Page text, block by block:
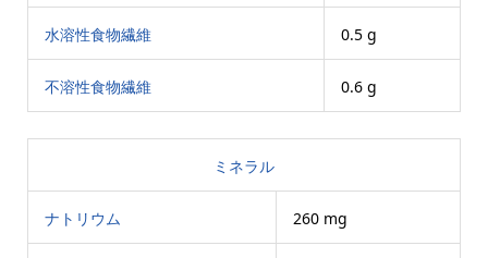
水溶性食物繊維 0.5 g
不溶性食物繊維 0.6 g
ミネラル
ナトリウム 260 mg